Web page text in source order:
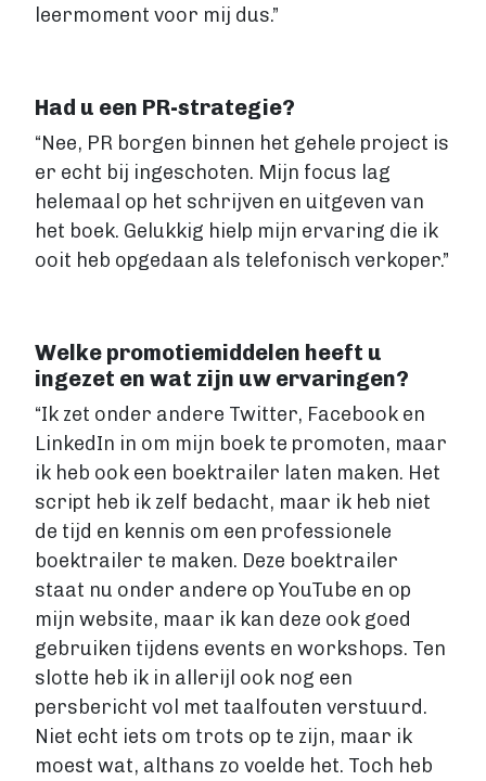
leermoment voor mij dus.”
Had u een PR-strategie?
“Nee, PR borgen binnen het gehele project is
er echt bij ingeschoten. Mijn focus lag
helemaal op het schrijven en uitgeven van
het boek. Gelukkig hielp mijn ervaring die ik
ooit heb opgedaan als telefonisch verkoper.”
Welke promotiemiddelen heeft u
ingezet en wat zijn uw ervaringen?
“Ik zet onder andere Twitter, Facebook en
LinkedIn in om mijn boek te promoten, maar
ik heb ook een boektrailer laten maken. Het
script heb ik zelf bedacht, maar ik heb niet
de tijd en kennis om een professionele
boektrailer te maken. Deze boektrailer
staat nu onder andere op YouTube en op
mijn website, maar ik kan deze ook goed
gebruiken tijdens events en workshops. Ten
slotte heb ik in allerijl ook nog een
persbericht vol met taalfouten verstuurd.
Niet echt iets om trots op te zijn, maar ik
moest wat, althans zo voelde het. Toch heb